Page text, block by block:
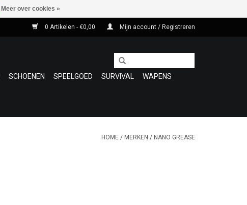
0 Artikelen - €0,00 Mijn account / Registreren
SCHOENEN SPEELGOED SURVIVAL
WAPENS
HOME / MERKEN / NANO GREASE
Meer over cookies »